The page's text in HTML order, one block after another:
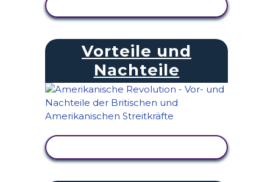
Vorteile und
Nachteile